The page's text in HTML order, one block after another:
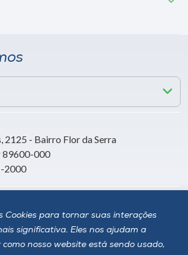
Cookies para tornar suas interações
significativa. Eles nos ajudam a
nosso website está sendo usado,
2125 - Bairro Flor da Serra
89600-000
2000